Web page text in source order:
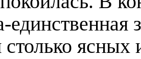
единственная
столько